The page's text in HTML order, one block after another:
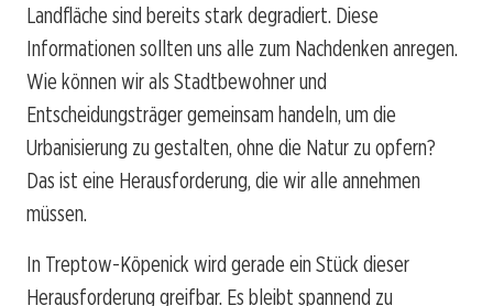
Landfläche sind bereits stark degradiert. Diese
Informationen sollten uns alle zum Nachdenken anregen.
Wie können wir als Stadtbewohner und
Entscheidungsträger gemeinsam handeln, um die
Urbanisierung zu gestalten, ohne die Natur zu opfern?
Das ist eine Herausforderung, die wir alle annehmen
müssen.
In Treptow-Köpenick wird gerade ein Stück dieser
Herausforderung greifbar. Es bleibt spannend zu